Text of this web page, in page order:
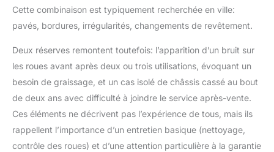
Cette combinaison est typiquement recherchée en ville:
pavés, bordures, irrégularités, changements de revêtement.
Deux réserves remontent toutefois: l’apparition d’un bruit sur
les roues avant après deux ou trois utilisations, évoquant un
besoin de graissage, et un cas isolé de châssis cassé au bout
de deux ans avec difficulté à joindre le service après-vente.
Ces éléments ne décrivent pas l’expérience de tous, mais ils
rappellent l’importance d’un entretien basique (nettoyage,
contrôle des roues) et d’une attention particulière à la garantie